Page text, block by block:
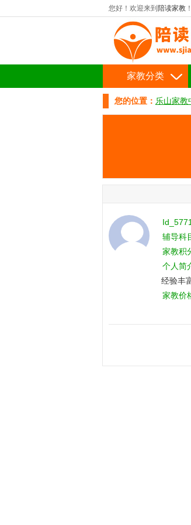
您好！欢迎来到 陪读家教 ！
家教分类
您的位置： 乐山家教
辅导科
家教积
个人简
经验丰
的特点
交流
有明显
家教价